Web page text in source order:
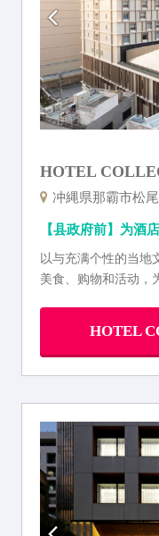
HOTEL
冲縄県那霸市松
【县政府前】为酒
以与充满个性的当地
美食、购物和活动，
HOTEL